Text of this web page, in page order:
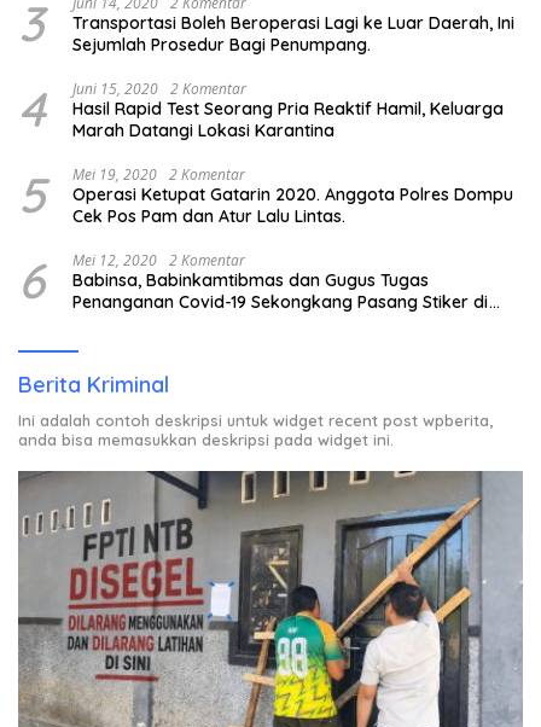
3
Transportasi Boleh Beroperasi Lagi ke Luar Daerah, Ini
Sejumlah Prosedur Bagi Penumpang.
4 Juni 15, 2020 2 Komentar
Hasil Rapid Test Seorang Pria Reaktif Hamil, Keluarga
Marah Datangi Lokasi Karantina
5 Mei 19, 2020 2 Komentar
Operasi Ketupat Gatarin 2020. Anggota Polres Dompu
Cek Pos Pam dan Atur Lalu Lintas.
6 Mei 12, 2020 2 Komentar
Babinsa, Babinkamtibmas dan Gugus Tugas
Penanganan Covid-19 Sekongkang Pasang Stiker di
Berita Kriminal
Ini adalah contoh deskripsi untuk widget recent post wpberita,
anda bisa memasukkan deskripsi pada widget ini.